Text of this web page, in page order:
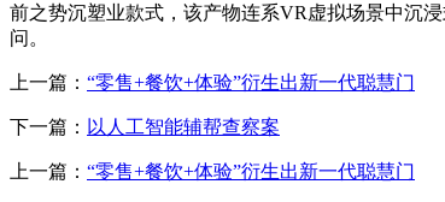
前之势沉塑业款式，该产物连系VR虚拟场景中沉
问。
上一篇： “零售+餐饮+体验”衍生出新一代聪慧门
下一篇： 以人工智能辅帮查察案
上一篇： “零售+餐饮+体验”衍生出新一代聪慧门